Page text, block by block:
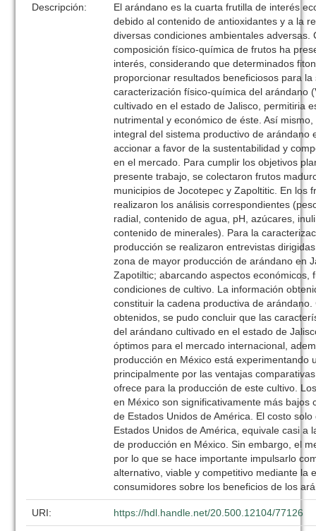
Descripción:
El arándano es la cuarta frutilla de interés
debido al contenido de antioxidantes y a la
diversas condiciones ambientales adversas.
composición físico-química de frutos ha
interés, considerando que determinados
proporcionar resultados beneficiosos para la
caracterización físico-química del arándano
cultivado en el estado de Jalisco, permitiria
nutrimental y económico de éste. Así
integral del sistema productivo de arándano
accionar a favor de la sustentabilidad y
en el mercado. Para cumplir los objetivos
presente trabajo, se colectaron frutos
municipios de Jocotepec y Zapoltitic. En los
realizaron los análisis correspondientes
radial, contenido de agua, pH, azúcares,
contenido de minerales). Para la
producción se realizaron entrevistas
zona de mayor producción de arándano en
Zapotiltic; abarcando aspectos económicos,
condiciones de cultivo. La información
constituir la cadena productiva de
obtenidos, se pudo concluir que las
del arándano cultivado en el estado de
óptimos para el mercado internacional,
producción en México está experimentando
principalmente por las ventajas
ofrece para la producción de este cultivo.
en México son significativamente más bajos
de Estados Unidos de América. El costo
Estados Unidos de América, equivale casi a
de producción en México. Sin embargo, el
por lo que se hace importante impulsarlo
alternativo, viable y competitivo mediante la
consumidores sobre los beneficios de los
URI: https://hdl.handle.net/20.500.12104/77126